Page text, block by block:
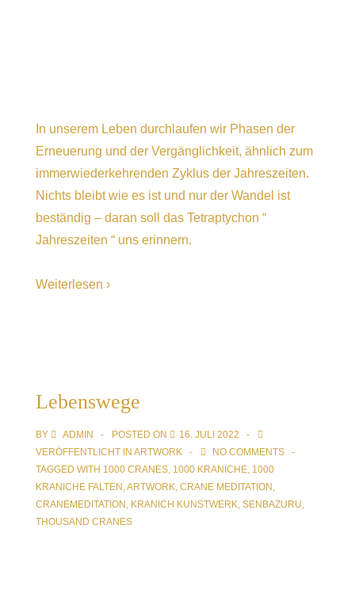
In unserem Leben durchlaufen wir Phasen der
Erneuerung und der Vergänglichkeit, ähnlich zum
immerwiederkehrenden Zyklus der Jahreszeiten.
Nichts bleibt wie es ist und nur der Wandel ist
beständig – daran soll das Tetraptychon “
Jahreszeiten “ uns erinnern.
Weiterlesen ›
Lebenswege
BY ADMIN POSTED ON
16. JULI 2022
VERÖFFENTLICHT IN ARTWORK
NO COMMENTS
TAGGED WITH 1000 CRANES 1000 KRANICHE 1000
KRANICHE FALTEN ARTWORK CRANE MEDITATION
CRANEMEDITATION KRANICH KUNSTWERK SENBAZURU
THOUSAND CRANES